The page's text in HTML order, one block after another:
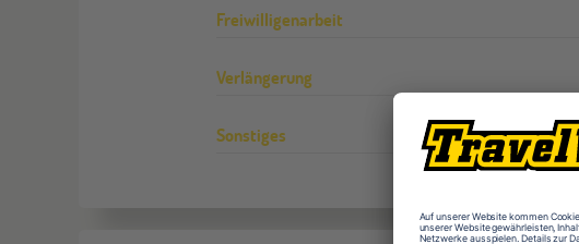
Freiwilligenarbeit
Verlängerung
Sonstiges